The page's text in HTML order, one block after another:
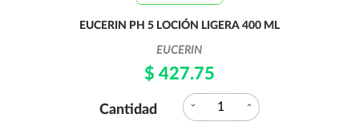
EUCERIN PH 5 LOCIÓN LIGERA 400 ML
EUCERIN
$ 427.75
Cantidad expand_more expand_less